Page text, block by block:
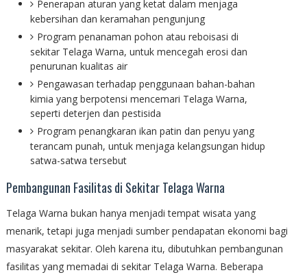
Penerapan aturan yang ketat dalam menjaga
kebersihan dan keramahan pengunjung
Program penanaman pohon atau reboisasi di
sekitar Telaga Warna, untuk mencegah erosi dan
penurunan kualitas air
Pengawasan terhadap penggunaan bahan-bahan
kimia yang berpotensi mencemari Telaga Warna,
seperti deterjen dan pestisida
Program penangkaran ikan patin dan penyu yang
terancam punah, untuk menjaga kelangsungan hidup
satwa-satwa tersebut
Pembangunan Fasilitas di Sekitar Telaga Warna
Telaga Warna bukan hanya menjadi tempat wisata yang
menarik, tetapi juga menjadi sumber pendapatan ekonomi bagi
masyarakat sekitar. Oleh karena itu, dibutuhkan pembangunan
fasilitas yang memadai di sekitar Telaga Warna. Beberapa